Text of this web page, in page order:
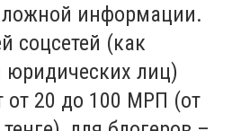
ложной информации.
соцсетей (как
юридических лиц)
от 20 до 100 МРП (от